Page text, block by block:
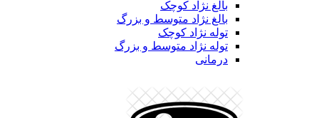
بالغ نژاد کوچک
بالغ نژاد متوسط و بزرگ
توله نژاد کوچک
توله نژاد متوسط و بزرگ
درمانی